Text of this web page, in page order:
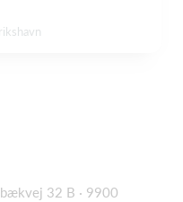
32 B · 9900